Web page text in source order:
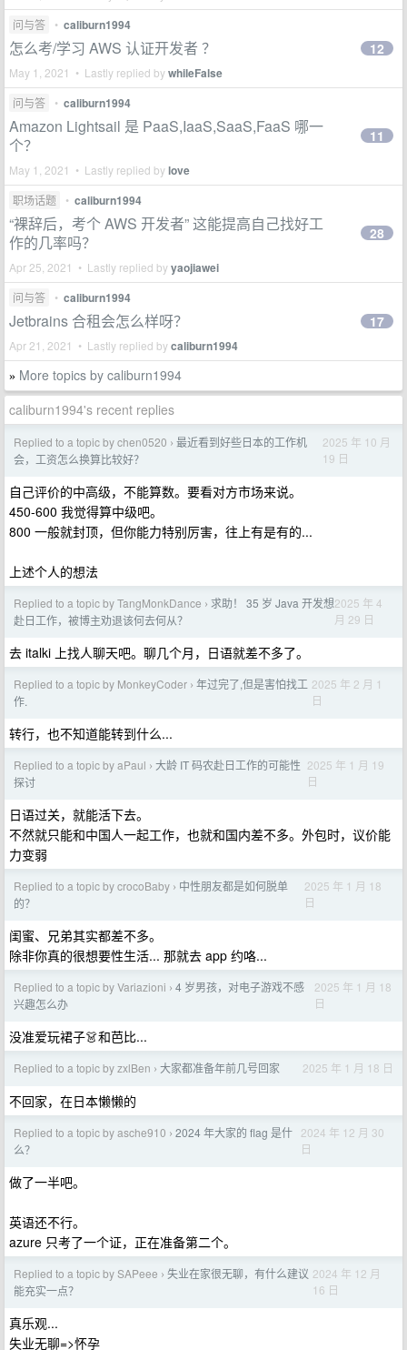
问与答 • caliburn1994
怎么考/学习 AWS 认证开发者 ？
May 1, 2021 • Lastly replied bywhileFalse
12
问与答 • caliburn1994
Amazon Lightsail 是 PaaS,IaaS,SaaS,FaaS 哪一
个？
May 1, 2021 • Lastly replied bylove
11
职场话题 • caliburn1994
“裸辞后，考个 AWS 开发者” 这能提高自己找好工
作的几率吗？
Apr 25, 2021 • Lastly replied byyaojiawei
28
问与答 • caliburn1994
Jetbrains 合租会怎么样呀？
Apr 21, 2021 • Lastly replied bycaliburn1994
17
» More topics by caliburn1994
caliburn1994's recent replies
Replied to a topic by chen0520 › 最近看到好些日本的工作机
会，工资怎么换算比较好？
2025 年 10 月
19 日
自己评价的中高级，不能算数。要看对方市场来说。
450-600 我觉得算中级吧。
800 一般就封顶，但你能力特别厉害，往上有是有的...
上述个人的想法
Replied to a topic by TangMonkDance › 求助！ 35 岁 Java 开发想
赴日工作，被博主劝退该何去何从？
2025 年 4
月 29 日
去 italki 上找人聊天吧。聊几个月，日语就差不多了。
Replied to a topic by MonkeyCoder › 年过完了,但是害怕找工
作.
2025 年 2 月 1
日
转行，也不知道能转到什么...
Replied to a topic by aPaul › 大龄 IT 码农赴日工作的可能性
探讨
2025 年 1 月 19
日
日语过关，就能活下去。
不然就只能和中国人一起工作，也就和国内差不多。外包时，议价能
力变弱
Replied to a topic by crocoBaby › 中性朋友都是如何脱单
的？
2025 年 1 月 18
日
闺蜜、兄弟其实都差不多。
除非你真的很想要性生活... 那就去 app 约咯...
Replied to a topic by Variazioni › 4 岁男孩，对电子游戏不感
兴趣怎么办
2025 年 1 月 18
日
没准爱玩裙子👗和芭比...
Replied to a topic by zxlBen › 大家都准备年前几号回家 2025 年 1 月 18 日
不回家，在日本懒懒的
Replied to a topic by asche910 › 2024 年大家的 flag 是什
么？
2024 年 12 月 30
日
做了一半吧。
英语还不行。
azure 只考了一个证，正在准备第二个。
Replied to a topic by SAPeee › 失业在家很无聊，有什么建议
能充实一点？
2024 年 12 月
16 日
真乐观...
失业无聊=>怀孕